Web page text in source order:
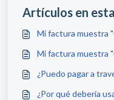
Artículos en
Mi factura muestra
Mi factura muestra
¿Puedo pagar a
¿Por qué debería